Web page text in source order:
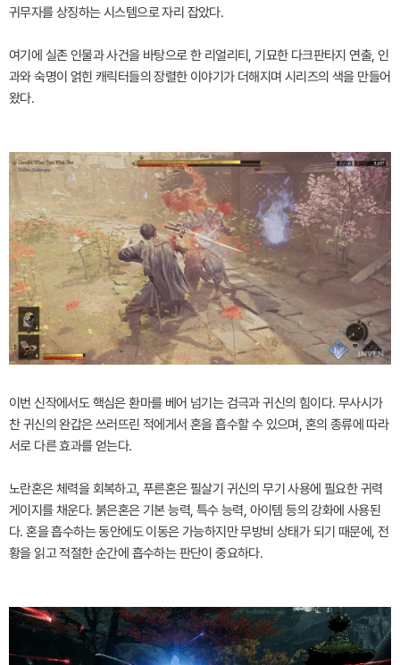
귀무자를 상징하는 시스템으로 자리 잡았다.
여기에 실존 인물과 사건을 바탕으로 한 리얼리티, 기묘한 다크판타지 연출, 인
과와 숙명이 얽힌 캐릭터들의 장렬한 이야기가 더해지며 시리즈의 색을 만들어
왔다.
이번 신작에서도 핵심은 환마를 베어 넘기는 검극과 귀신의 힘이다. 무사시가
찬 귀신의 완갑은 쓰러뜨린 적에게서 혼을 흡수할 수 있으며, 혼의 종류에 따라
서로 다른 효과를 얻는다.
노란혼은 체력을 회복하고, 푸른혼은 필살기 귀신의 무기 사용에 필요한 귀력
게이지를 채운다. 붉은혼은 기본 능력, 특수 능력, 아이템 등의 강화에 사용된
다. 혼을 흡수하는 동안에도 이동은 가능하지만 무방비 상태가 되기 때문에, 전
황을 읽고 적절한 순간에 흡수하는 판단이 중요하다.